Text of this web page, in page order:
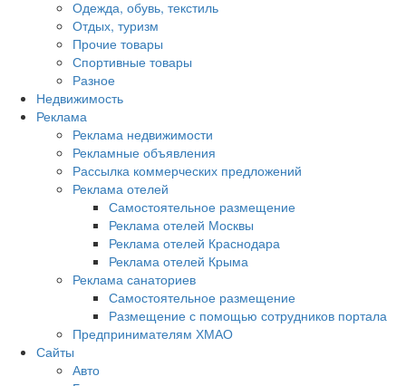
Одежда, обувь, текстиль
Отдых, туризм
Прочие товары
Спортивные товары
Разное
Недвижимость
Реклама
Реклама недвижимости
Рекламные объявления
Рассылка коммерческих предложений
Реклама отелей
Самостоятельное размещение
Реклама отелей Москвы
Реклама отелей Краснодара
Реклама отелей Крыма
Реклама санаториев
Самостоятельное размещение
Размещение с помощью сотрудников портала
Предпринимателям ХМАО
Сайты
Авто